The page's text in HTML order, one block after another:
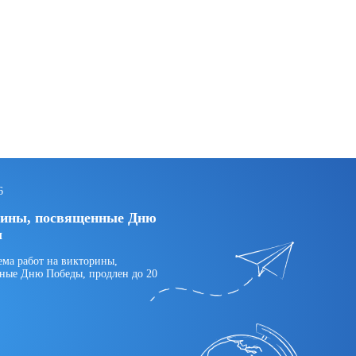
посвященные Дню
работ на викторины,
Дню Победы, продлен до 20